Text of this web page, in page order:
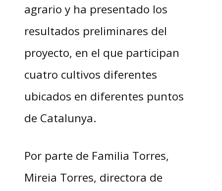
agrario y ha presentado los
resultados preliminares del
proyecto, en el que participan
cuatro cultivos diferentes
ubicados en diferentes puntos
de Catalunya.
Por parte de Familia Torres,
Mireia Torres, directora de